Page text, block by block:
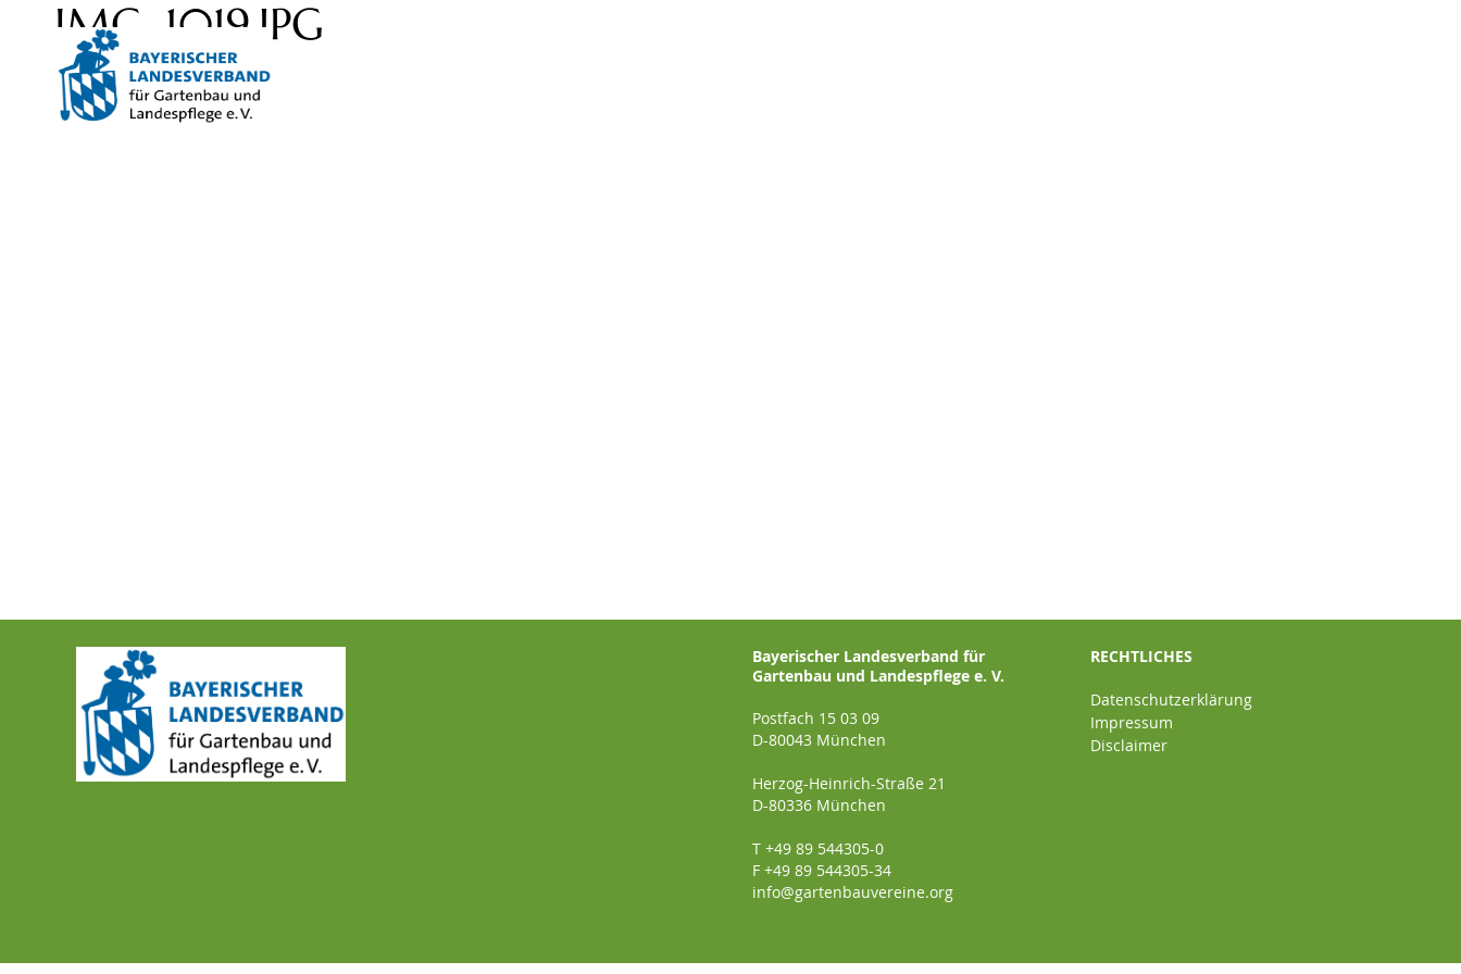
IMG_1019.JPG
Bayerischer Landesverband für
Gartenbau und Landespflege e. V.
Postfach 15 03 09
D-80043 München
Herzog-Heinrich-Straße 21
D-80336 München
T +49 89 544305-0
F +49 89 544305-34
info@gartenbauvereine.org
RECHTLICHES
Datenschutzerklärung
Impressum
Disclaimer